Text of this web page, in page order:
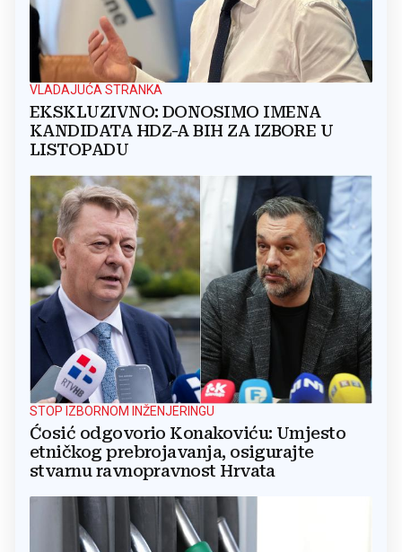
VLADAJUĆA STRANKA
EKSKLUZIVNO: DONOSIMO IMENA
KANDIDATA HDZ-A BIH ZA IZBORE U
LISTOPADU
STOP IZBORNOM INŽENJERINGU
Ćosić odgovorio Konakoviću: Umjesto
etničkog prebrojavanja, osigurajte
stvarnu ravnopravnost Hrvata